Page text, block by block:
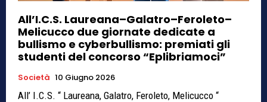
All’I.C.S. Laureana–Galatro–Feroleto–
Melicucco due giornate dedicate a
bullismo e cyberbullismo: premiati gli
studenti del concorso “Eplibriamoci”
Società 10 Giugno 2026
All’ I.C.S. “ Laureana, Galatro, Feroleto, Melicucco “